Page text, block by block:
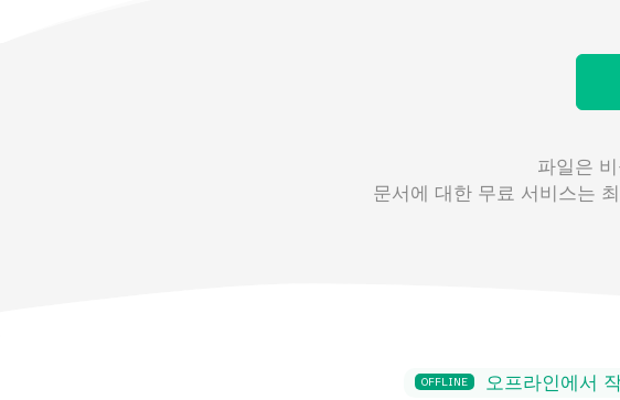
파일은
문서에 대한 무료 서비스는
OFFLINE 오프라인에서